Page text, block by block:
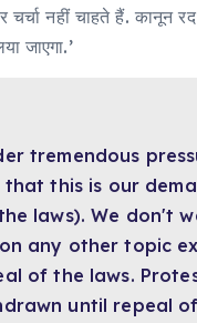
चर्चा नहीं चाहते हैं. कानून
जाएगा.’
tremendous
that this is our
laws). We don't
any other topic
of the laws.
until repeal